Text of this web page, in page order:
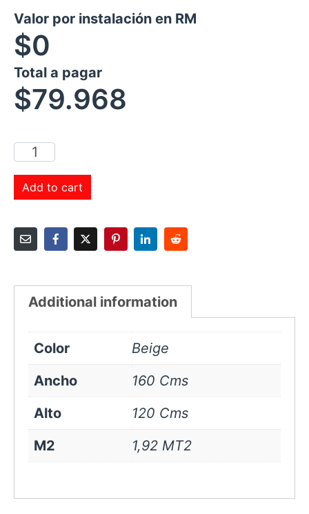
Valor por instalación en RM
$0
Total a pagar
$79.968
Add to cart
Additional information
Color
Beige
Ancho
160 Cms
Alto
120 Cms
M2
1,92 MT2